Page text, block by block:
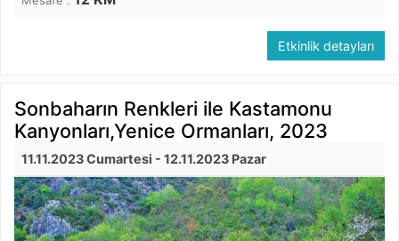
Etkinlik detayları
Sonbaharın Renkleri ile Kastamonu
Kanyonları,Yenice Ormanları, 2023
11.11.2023 Cumartesi - 12.11.2023 Pazar